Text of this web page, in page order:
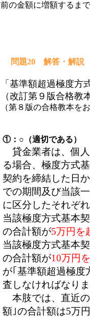
前の金額に増額するま
問題20 解答・解説
「基準額超過極度方
（改訂第９版合格教
（第８版の合格教本を
①：○（適切である）
貸金業者は、個
る場合、極度方式
契約を締結した日
での期間及び当該
に区分したそれぞ
当該極度方式基本
の合計額が5万円を
当該極度方式基本
の合計額が10万円
が｢基準額超過極度
査しなければなりま
本肢では、直近
額｣の合計額は5万